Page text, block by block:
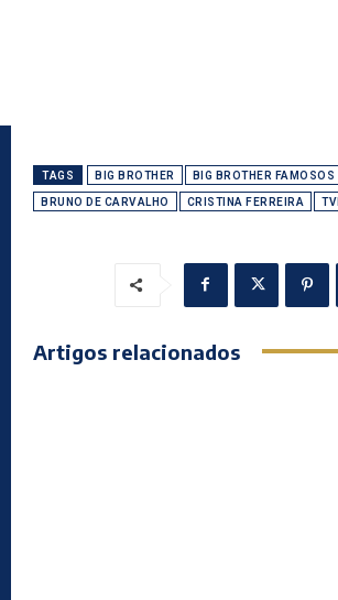
TAGS BIG BROTHER BIG BROTHER FAMOSOS
BRUNO DE CARVALHO CRISTINA FERREIRA TVI
Artigos relacionados